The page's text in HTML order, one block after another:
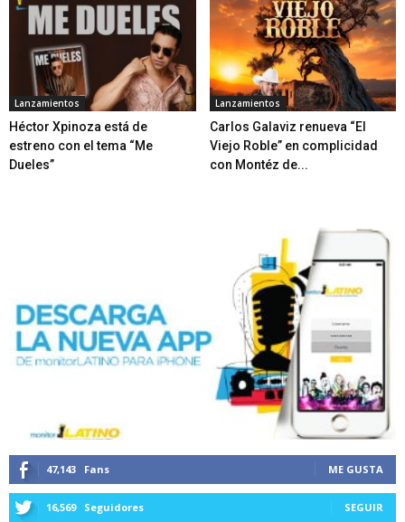
Lanzamientos
Héctor Xpinoza está de
estreno con el tema “Me
Dueles”
Lanzamientos
Carlos Galaviz renueva “El
Viejo Roble” en complicidad
con Montéz de...
47,143 Fans ME GUSTA
16,569 Seguidores SEGUIR